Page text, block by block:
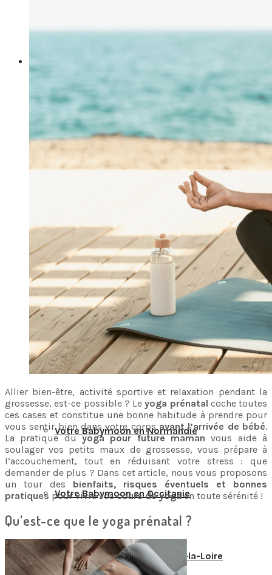
Créer un compte
Votre Babymoon en Bretagne
Votre Babymoon en Centre-Val-de-Loire
Votre Babymoon en Grand-Est
Votre Babymoon en Ile-de-France
Votre Babymoon en Nouvelle-Aquitaine
Votre Babymoon en Normandie
Votre Babymoon en Occitanie
Votre Babymoon en Pays-de-la-Loire
Allier bien-être, activité sportive et relaxation pendant la
grossesse, est-ce possible ? Leyoga prénatal coche toutes
ces cases et constitue une bonne habitude à prendre pour
vous sentir bien dans votre corps avant l’arrivée de bébé.
La pratique duyoga pour future maman vous aide à
soulager vos petits maux de grossesse, vous prépare à
l’accouchement, tout en réduisant votre stress : que
demander de plus ? Dans cet article, nous vous proposons
un tour des bienfaits, risques éventuels et bonnes
pratiques pour vivre voscours de yogaen toute sérénité !
Qu’est-ce que le yoga prénatal ?